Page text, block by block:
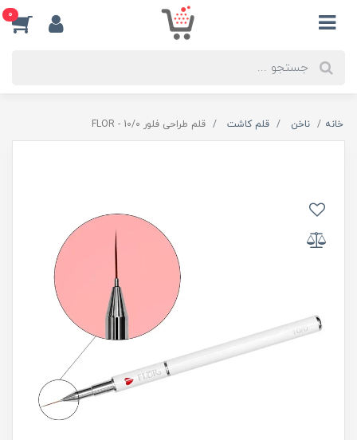
0
خانه ناخن قلم کاشت قلم طراحی فلور FLOR - 10/0